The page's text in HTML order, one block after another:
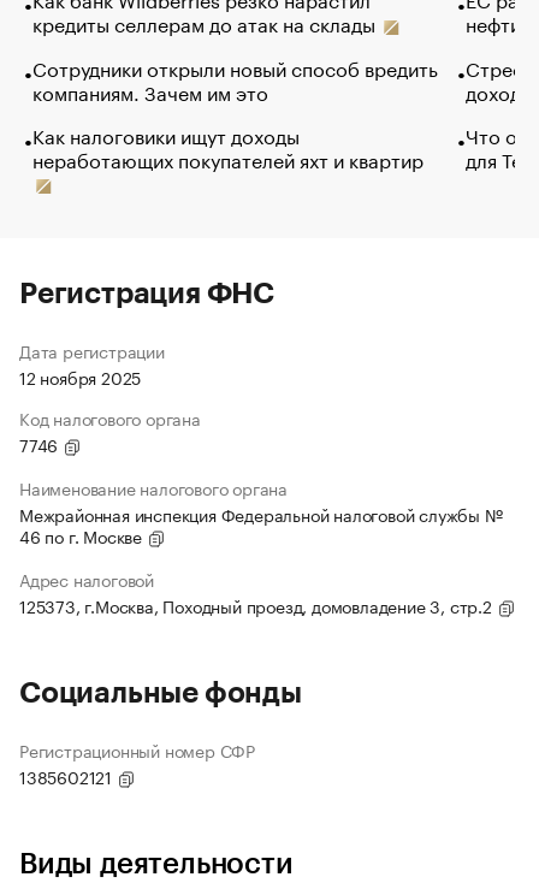
кредиты селлерам до атак на склады
Сотрудники открыли новый способ вредить
компаниям. Зачем им это
Как налоговики ищут доходы
неработающих покупателей яхт и квартир
нефти
Что
для
Регистрация ФНС
Дата регистрации
12 ноября 2025
Код налогового органа
7746
Наименование налогового органа
Межрайонная инспекция Федеральной налоговой службы №
46 по г. Москве
Адрес налоговой
125373, г.Москва, Походный проезд, домовладение 3, стр.2
Социальные фонды
Регистрационный номер СФР
1385602121
Виды деятельности